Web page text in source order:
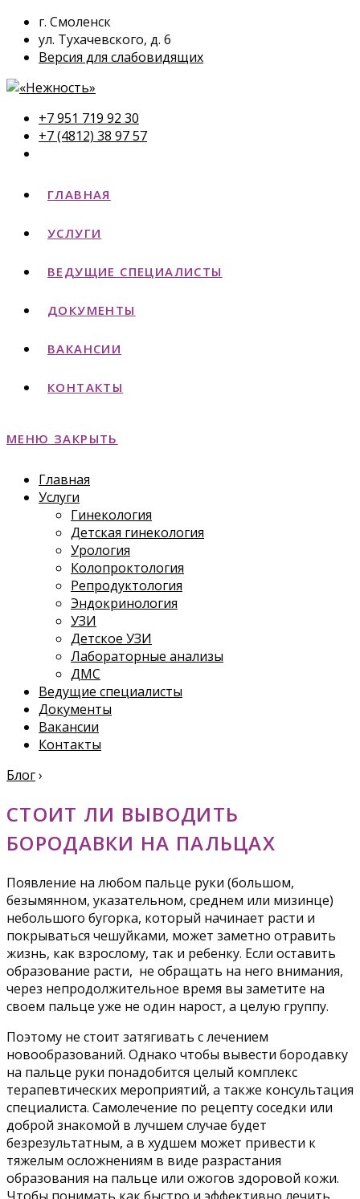
г. Смоленск
ул. Тухачевского, д. 6
Версия для слабовидящих
+7 951 719 92 30
+7 (4812) 38 97 57
ГЛАВНАЯ
УСЛУГИ
ВЕДУЩИЕ СПЕЦИАЛИСТЫ
ДОКУМЕНТЫ
ВАКАНСИИ
КОНТАКТЫ
МЕНЮ ЗАКРЫТЬ
Главная
Услуги
Гинекология
Детская гинекология
Урология
Колопроктология
Репродуктология
Эндокринология
УЗИ
Детское УЗИ
Лабораторные анализы
ДМС
Ведущие специалисты
Документы
Вакансии
Контакты
Блог›
СТОИТ ЛИ ВЫВОДИТЬ
БОРОДАВКИ НА ПАЛЬЦАХ
Появление на любом пальце руки (большом,
безымянном, указательном, среднем или мизинце)
небольшого бугорка, который начинает расти и
покрываться чешуйками, может заметно отравить
жизнь, как взрослому, так и ребенку. Если оставить
образование расти, не обращать на него внимания,
через непродолжительное время вы заметите на
своем пальце уже не один нарост, а целую группу.
Поэтому не стоит затягивать с лечением
новообразований. Однако чтобы вывести бородавку
на пальце руки понадобится целый комплекс
терапевтических мероприятий, а также консультация
специалиста. Самолечение по рецепту соседки или
доброй знакомой в лучшем случае будет
безрезультатным, а в худшем может привести к
тяжелым осложнениям в виде разрастания
образования на пальце или ожогов здоровой кожи.